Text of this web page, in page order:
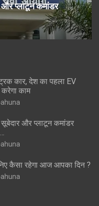
और प्लाटून कमांडर
कार, देश का पहला EV
काम
और प्लाटून कमांडर
कैसा रहेगा आज आपका दिन ?